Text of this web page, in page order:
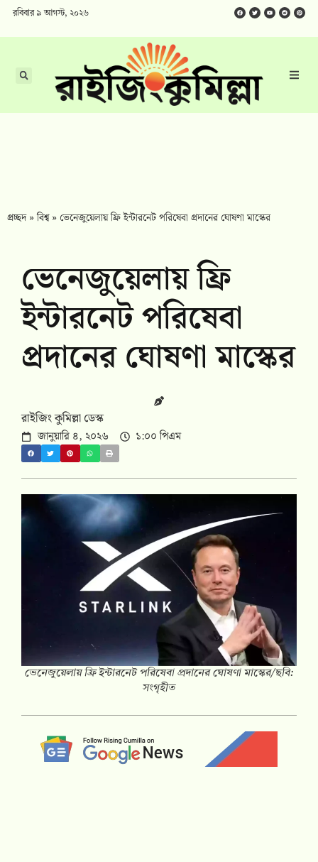
রবিবার ৯ আগস্ট, ২০২৬
প্রচ্ছদ»বিশ্ব» ভেনেজুয়েলায় ফ্রি ইন্টারনেট পরিষেবা প্রদানের ঘোষণা মাস্কের
ভেনেজুয়েলায় ফ্রি
ইন্টারনেট পরিষেবা
প্রদানের ঘোষণা মাস্কের
রাইজিং কুমিল্লা ডেস্ক
জানুয়ারি ৪, ২০২৬ ১:০০ পিএম
ভেনেজুয়েলায় ফ্রি ইন্টারনেট পরিষেবা প্রদানের ঘোষণা মাস্কের/ছবি:
সংগৃহীত